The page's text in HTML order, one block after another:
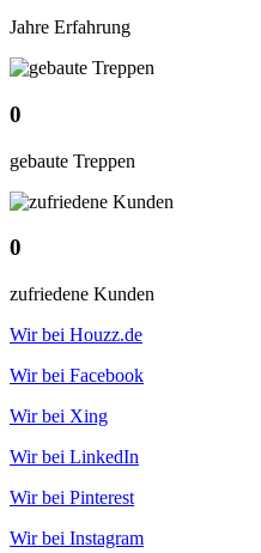
Jahre Erfahrung
0
gebaute Treppen
0
zufriedene Kunden
Wir bei Houzz.de
Wir bei Facebook
Wir bei Xing
Wir bei LinkedIn
Wir bei Pinterest
Wir bei Instagram